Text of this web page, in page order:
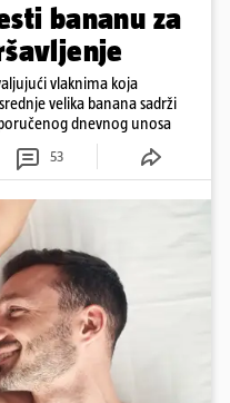
bananu za
vlaknima koja
velika banana sadrži
dnevnog unosa
53